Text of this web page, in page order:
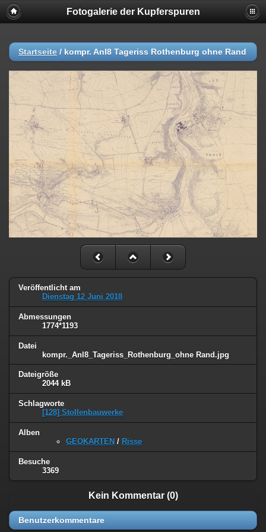
Fotogalerie der Kupferspuren
Startseite / kompr. Anl8 Tageriss Rothenburg ohne Rand
Veröffentlicht am
Dienstag 12 Juni 2018
Abmessungen
1774*1193
Datei
kompr._Anl8_Tageriss_Rothenburg_ohne Rand.jpg
Dateigröße
2044 kB
Schlagworte
[128] Stollenbauwerke
Alben
GEOKARTEN / Risse
Besuche
3369
Kein Kommentar (0)
Benutzerkommentare